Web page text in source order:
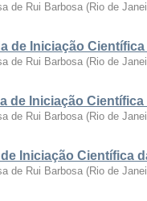
de Rui Barbosa (Rio de
de Iniciação
de Rui Barbosa (Rio de
de Iniciação
de Rui Barbosa (Rio de
Iniciação Científica
de Rui Barbosa (Rio de